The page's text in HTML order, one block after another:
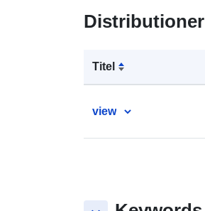
Distributioner
Titel
view